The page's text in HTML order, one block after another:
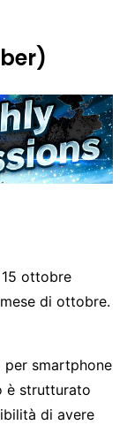
ottobre
di ottobre.
smartphone
è strutturato
di avere